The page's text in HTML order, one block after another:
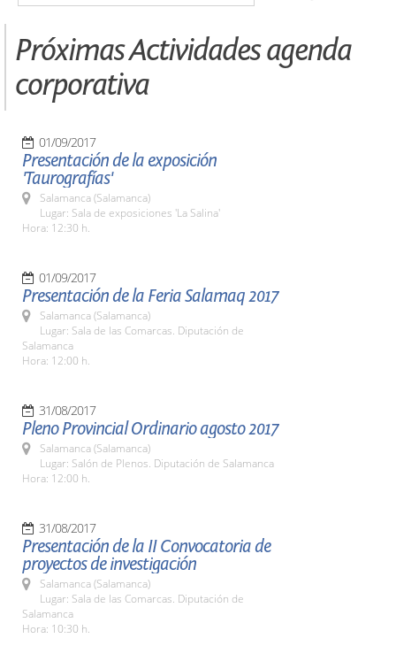
Próximas Actividades agenda
corporativa
01/09/2017
Presentación de la exposición
'Taurografías'
Salamanca (Salamanca)
Lugar: Sala de exposiciones 'La Salina'
Hora: 12:30 h.
01/09/2017
Presentación de la Feria Salamaq 2017
Salamanca (Salamanca)
Lugar: Sala de las Comarcas. Diputación de
Salamanca
Hora: 12:00 h.
31/08/2017
Pleno Provincial Ordinario agosto 2017
Salamanca (Salamanca)
Lugar: Salón de Plenos. Diputación de Salamanca
Hora: 12:00 h.
31/08/2017
Presentación de la II Convocatoria de
proyectos de investigación
Salamanca (Salamanca)
Lugar: Sala de las Comarcas. Diputación de
Salamanca
Hora: 10:30 h.